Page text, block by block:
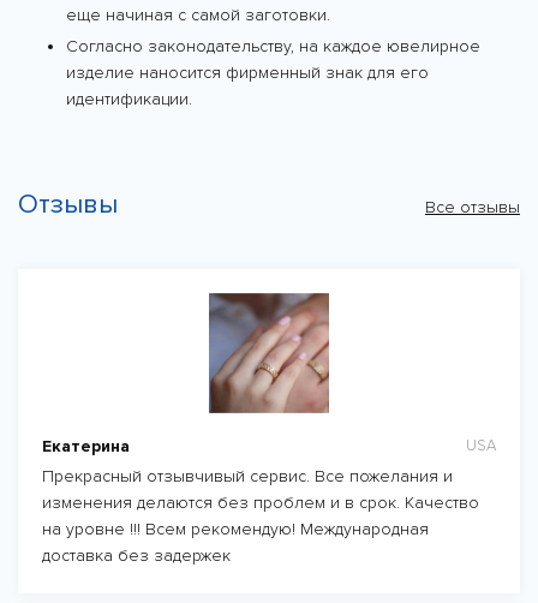
еще начиная с самой заготовки.
Согласно законодательству, на каждое ювелирное
изделие наносится фирменный знак для его
идентификации.
Отзывы Все отзывы
Екатерина USA
Прекрасный отзывчивый сервис. Все пожелания и
изменения делаются без проблем и в срок. Качество
на уровне !!! Всем рекомендую! Международная
доставка без задержек